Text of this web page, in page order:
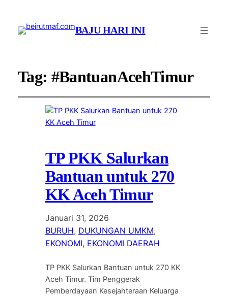
BAJU HARI INI
Tag: #BantuanAcehTimur
TP PKK Salurkan
Bantuan untuk 270
KK Aceh Timur
Januari 31, 2026
BURUH, DUKUNGAN UMKM
EKONOMI, EKONOMI DAERAH
TP PKK Salurkan Bantuan untuk 270 KK
Aceh Timur. Tim Penggerak
Pemberdayaan Kesejahteraan Keluarga